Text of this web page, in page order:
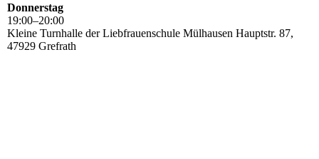
Donnerstag
19:00–20:00
Kleine Turnhalle der Liebfrauenschule Mülhausen Hauptstr. 87,
47929 Grefrath